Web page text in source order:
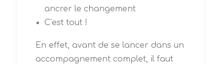
ancrer le changement
C’est tout !
En effet, avant de se lancer dans un
accompagnement complet, il faut